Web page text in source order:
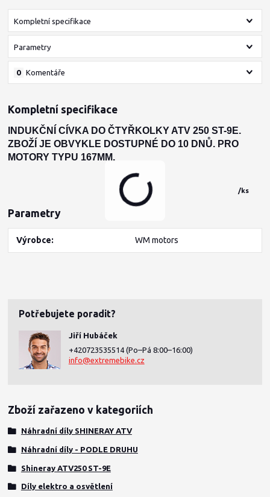
/ks
Kompletní specifikace
Parametry
Komentáře
0
Kompletní specifikace
INDUKČNÍ CÍVKA DO ČTYŘKOLKY ATV 250 ST-9E.
ZBOŽÍ JE OBVYKLE DOSTUPNÉ DO 10 DNŮ. PRO
MOTORY TYPU 167MM.
Parametry
Výrobce WM motors
Potřebujete poradit?
Jiří Hubáček
+420723535514 (Po–Pá 8:00–16:00)
info@extremebike.cz
Zboží zařazeno v kategoriích
Náhradní díly SHINERAY ATV
Náhradní díly - PODLE DRUHU
Shineray ATV250 ST-9E
Díly elektro a osvětlení